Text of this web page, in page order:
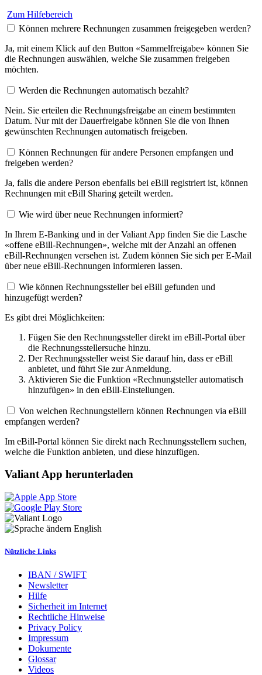
Zum Hilfebereich
Können mehrere Rechnungen zusammen freigegeben werden?
Ja, mit einem Klick auf den Button «Sammelfreigabe» können Sie
die Rechnungen auswählen, welche Sie zusammen freigeben
möchten.
Werden die Rechnungen automatisch bezahlt?
Nein. Sie erteilen die Rechnungsfreigabe an einem bestimmten
Datum. Nur mit der Dauerfreigabe können Sie die von Ihnen
gewünschten Rechnungen automatisch freigeben.
Können Rechnungen für andere Personen empfangen und
freigeben werden?
Ja, falls die andere Person ebenfalls bei eBill registriert ist, können
Rechnungen mit eBill Sharing geteilt werden.
Wie wird über neue Rechnungen informiert?
In Ihrem E-Banking und in der Valiant App finden Sie die Lasche
«offene eBill-Rechnungen», welche mit der Anzahl an offenen
eBill-Rechnungen versehen ist. Zudem können Sie sich per E-Mail
über neue eBill-Rechnungen informieren lassen.
Wie können Rechnungssteller bei eBill gefunden und
hinzugefügt werden?
Es gibt drei Möglichkeiten:
Fügen Sie den Rechnungssteller direkt im eBill-Portal über
die Rechnungsstellersuche hinzu.
Der Rechnungssteller weist Sie darauf hin, dass er eBill
anbietet, und führt Sie zur Anmeldung.
Aktivieren Sie die Funktion «Rechnungsteller automatisch
hinzufügen» in den eBill-Einstellungen.
Von welchen Rechnungstellern können Rechnungen via eBill
empfangen werden?
Im eBill-Portal können Sie direkt nach Rechnungsstellern suchen,
welche die Funktion anbieten, und diese hinzufügen.
Valiant App herunterladen
English
Nützliche Links
IBAN / SWIFT
Newsletter
Hilfe
Sicherheit im Internet
Rechtliche Hinweise
Privacy Policy
Impressum
Dokumente
Glossar
Videos